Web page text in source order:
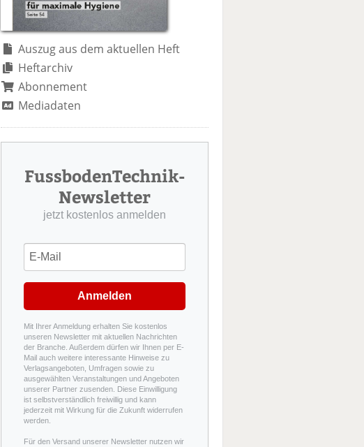
Auszug aus dem aktuellen Heft
Heftarchiv
Abonnement
Mediadaten
FussbodenTechnik-
Newsletter
jetzt kostenlos anmelden
Anmelden
Mit Ihrer Anmeldung erhalten Sie kostenlos
unseren Newsletter mit aktuellen Nachrichten
der Branche. Außerdem dürfen wir Ihnen per E-
Mail auch weitere interessante Hinweise zu
Verlagsangeboten, Umfragen sowie zu
ausgewählten Veranstaltungen und Angeboten
unserer Partner zusenden. Diese Einwilligung
ist selbstverständlich freiwillig und kann
jederzeit mit Wirkung für die Zukunft widerrufen
werden.
Für den Versand unserer Newsletter nutzen wir